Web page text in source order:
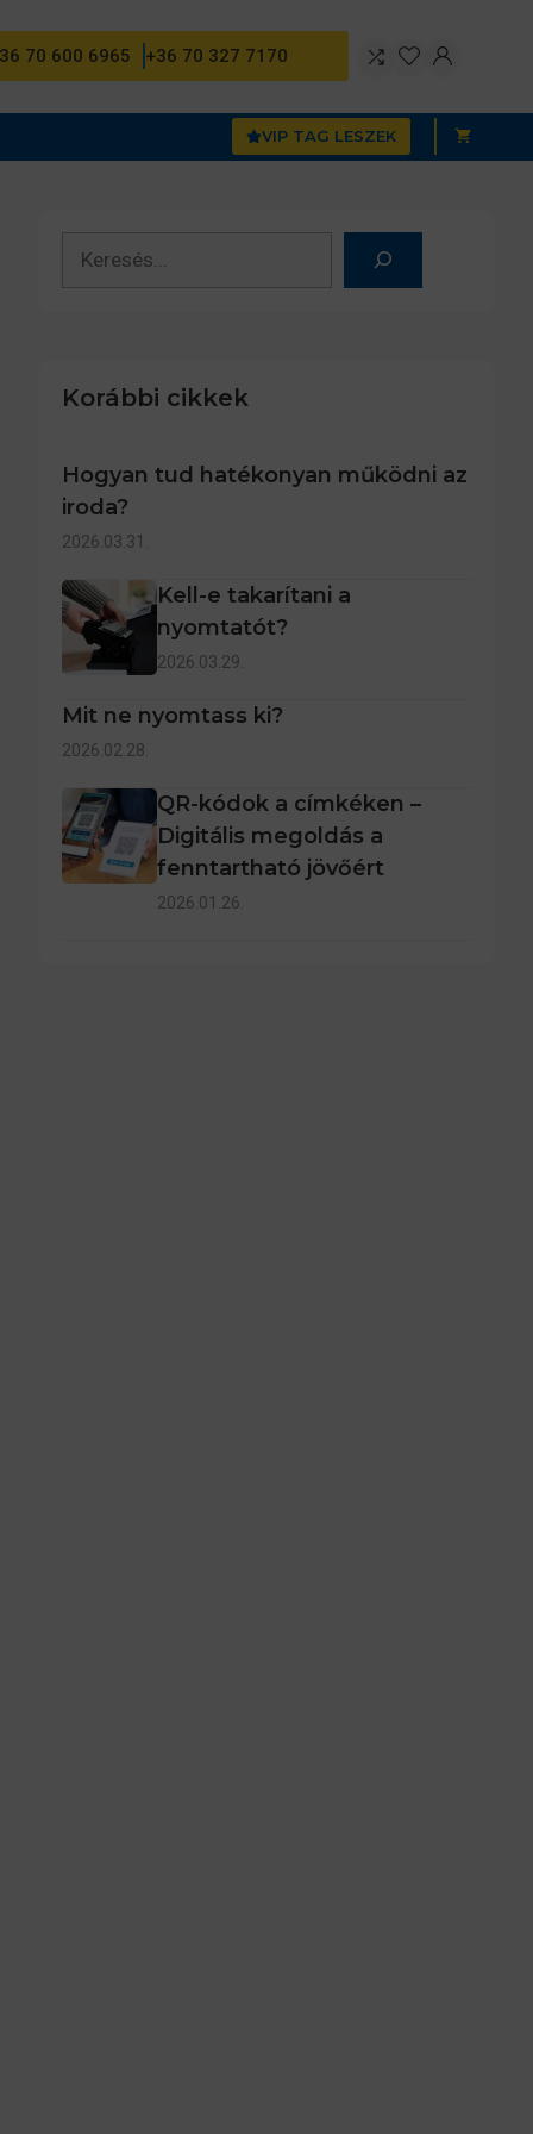
70 600 6965 +36 70 327 7170
VIP TAG LESZEK
Korábbi cikkek
Hogyan tud hatékonyan működni az
iroda?
2026.03.31.
Kell-e takarítani a
nyomtatót?
2026.03.29.
Mit ne nyomtass ki?
2026.02.28.
QR-kódok a címkéken –
Digitális megoldás a
fenntartható jövőért
2026.01.26.